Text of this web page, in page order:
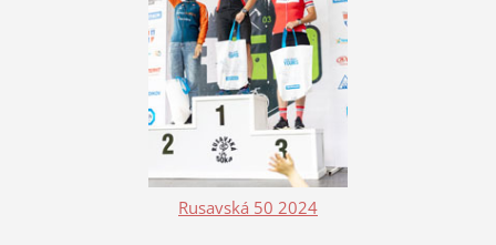
Rusavská 50 2024